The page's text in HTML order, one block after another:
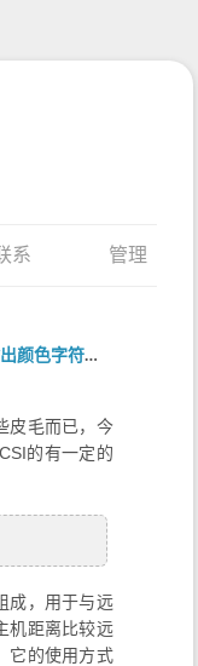
系 管理
<计算机知识>：ANSI转义序列以及输出颜色字符详解
皮毛而已，今
的有一定的
成，用于与远
机距离比较远
它的使用方式